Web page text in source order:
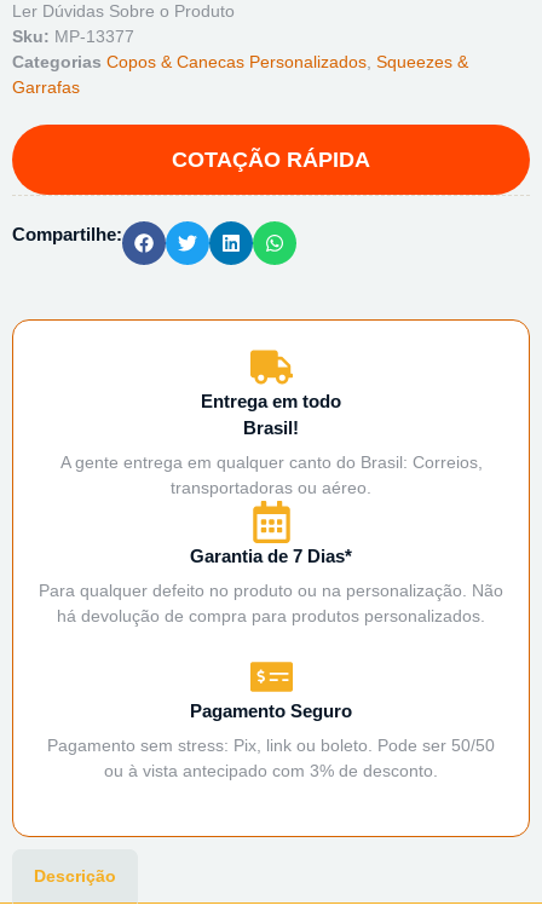
Ler Dúvidas Sobre o Produto
Sku: MP-13377
Categorias Copos & Canecas Personalizados Squeezes &
Garrafas
Compartilhe:
Entrega em todo
Brasil!
A gente entrega em qualquer canto do Brasil: Correios,
transportadoras ou aéreo.
Garantia de 7 Dias*
Para qualquer defeito no produto ou na personalização. Não
há devolução de compra para produtos personalizados.
Pagamento Seguro
Pagamento sem stress: Pix, link ou boleto. Pode ser 50/50
ou à vista antecipado com 3% de desconto.
Descrição